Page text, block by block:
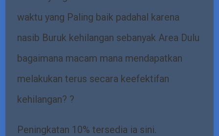
waktu yang Paling baik padahal karena
nasib Buruk kehilangan sebanyak Area Dulu
bagaimana macam mana mendapatkan
melakukan terus secara keefektifan
kehilangan? ?
Peningkatan 10% tersedia ia sini.